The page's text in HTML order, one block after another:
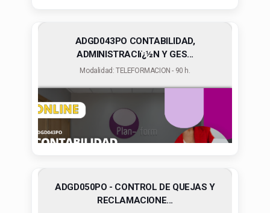
ADGD043PO CONTABILIDAD,
ADMINISTRACIï¿½N Y GES...
Modalidad: TELEFORMACION - 90 h.
ADGD050PO - CONTROL DE QUEJAS Y
RECLAMACIONE...